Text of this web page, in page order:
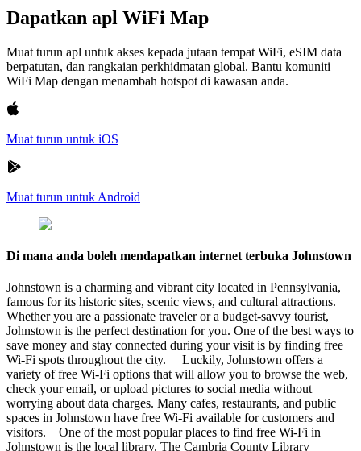
Dapatkan apl WiFi Map
Muat turun apl untuk akses kepada jutaan tempat WiFi, eSIM data
berpatutan, dan rangkaian perkhidmatan global. Bantu komuniti
WiFi Map dengan menambah hotspot di kawasan anda.
Muat turun untuk iOS
Muat turun untuk Android
Di mana anda boleh mendapatkan internet terbuka Johnstown
Johnstown is a charming and vibrant city located in Pennsylvania,
famous for its historic sites, scenic views, and cultural attractions.
Whether you are a passionate traveler or a budget-savvy tourist,
Johnstown is the perfect destination for you. One of the best ways to
save money and stay connected during your visit is by finding free
Wi-Fi spots throughout the city. Luckily, Johnstown offers a
variety of free Wi-Fi options that will allow you to browse the web,
check your email, or upload pictures to social media without
worrying about data charges. Many cafes, restaurants, and public
spaces in Johnstown have free Wi-Fi available for customers and
visitors. One of the most popular places to find free Wi-Fi in
Johnstown is the local library. The Cambria County Library